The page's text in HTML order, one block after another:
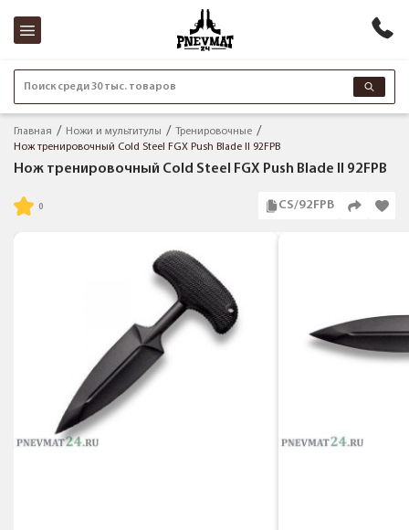
Поиск среди 30 тыс. товаров
Главная Ножи и мультитулы
Тренировочные
Нож тренировочный Cold Steel FGX Push Blade II 92FPB
Нож тренировочный Cold Steel FGX Push Blade II 92FPB
CS/92FPB